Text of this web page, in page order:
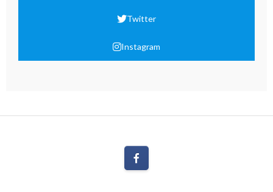
Twitter
Instagram